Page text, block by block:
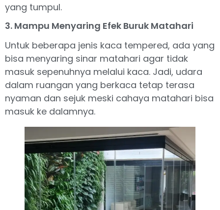
yang tumpul.
3. Mampu Menyaring Efek Buruk Matahari
Untuk beberapa jenis kaca tempered, ada yang
bisa menyaring sinar matahari agar tidak
masuk sepenuhnya melalui kaca. Jadi, udara
dalam ruangan yang berkaca tetap terasa
nyaman dan sejuk meski cahaya matahari bisa
masuk ke dalamnya.